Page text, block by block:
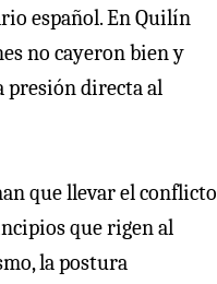
español. En Quilín
no cayeron bien y
presión directa al
que llevar el conflicto
que rigen al
la postura